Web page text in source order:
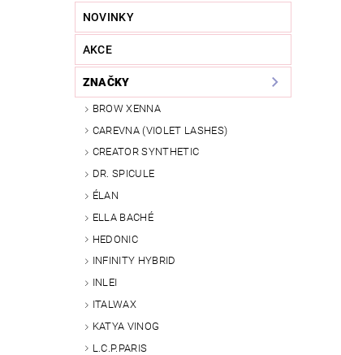
NOVINKY
AKCE
ZNAČKY
BROW XENNA
CAREVNA (VIOLET LASHES)
CREATOR SYNTHETIC
DR. SPICULE
ÉLAN
ELLA BACHÉ
HEDONIC
INFINITY HYBRID
INLEI
ITALWAX
KATYA VINOG
L.C.P.PARIS